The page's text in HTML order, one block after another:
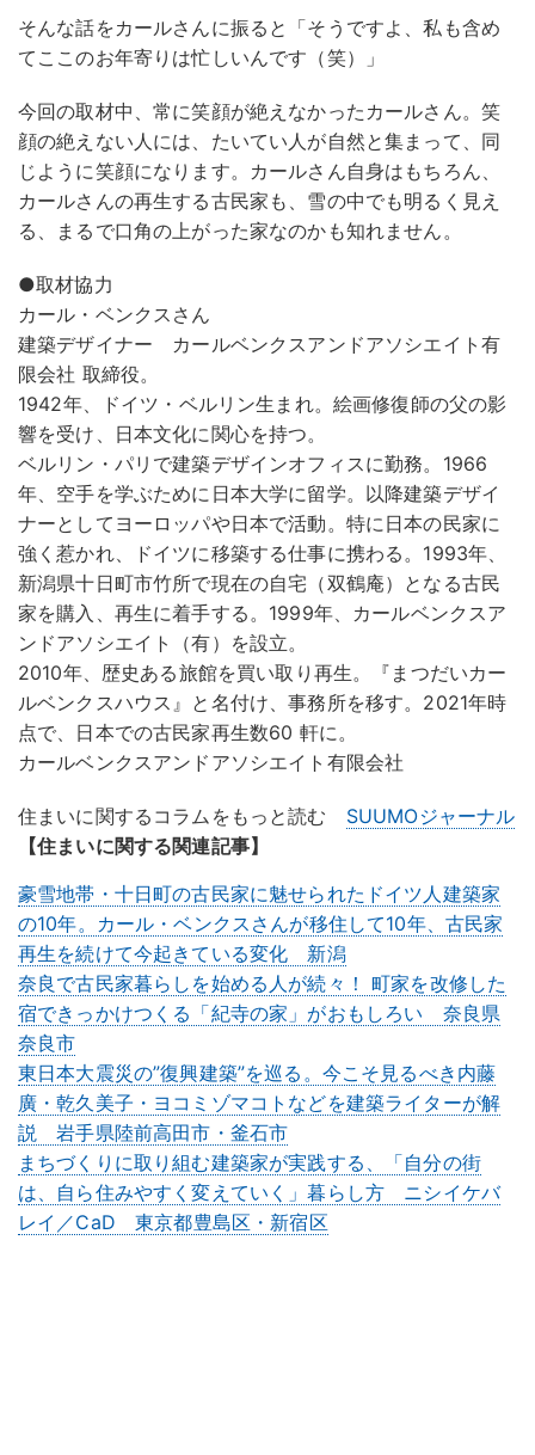
そんな話をカールさんに振ると「そうですよ、私も含め
てここのお年寄りは忙しいんです（笑）」
今回の取材中、常に笑顔が絶えなかったカールさん。笑
顔の絶えない人には、たいてい人が自然と集まって、同
じように笑顔になります。カールさん自身はもちろん、
カールさんの再生する古民家も、雪の中でも明るく見え
る、まるで口角の上がった家なのかも知れません。
●取材協力
カール・ベンクスさん
建築デザイナー カールベンクスアンドアソシエイト有
限会社 取締役。
1942年、ドイツ・ベルリン生まれ。絵画修復師の父の影
響を受け、日本文化に関心を持つ。
ベルリン・パリで建築デザインオフィスに勤務。1966
年、空手を学ぶために日本大学に留学。以降建築デザイ
ナーとしてヨーロッパや日本で活動。特に日本の民家に
強く惹かれ、ドイツに移築する仕事に携わる。1993年、
新潟県十日町市竹所で現在の自宅（双鶴庵）となる古民
家を購入、再生に着手する。1999年、カールベンクスア
ンドアソシエイト（有）を設立。
2010年、歴史ある旅館を買い取り再生。『まつだいカー
ルベンクスハウス』と名付け、事務所を移す。2021年時
点で、日本での古民家再生数60 軒に。
カールベンクスアンドアソシエイト有限会社
住まいに関するコラムをもっと読む SUUMOジャーナル
【住まいに関する関連記事】
豪雪地帯・十日町の古民家に魅せられたドイツ人建築家
の10年。カール・ベンクスさんが移住して10年、古民家
再生を続けて今起きている変化 新潟
奈良で古民家暮らしを始める人が続々！ 町家を改修した
宿できっかけつくる「紀寺の家」がおもしろい 奈良県
奈良市
東日本大震災の”復興建築”を巡る。今こそ見るべき内藤
廣・乾久美子・ヨコミゾマコトなどを建築ライターが解
説 岩手県陸前高田市・釜石市
まちづくりに取り組む建築家が実践する、「自分の街
は、自ら住みやすく変えていく」暮らし方 ニシイケバ
レイ／CaD 東京都豊島区・新宿区